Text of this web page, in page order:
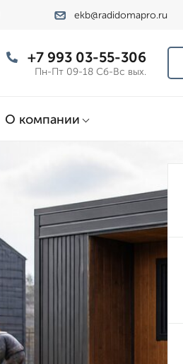
ekb@radidomapro.ru
+7 993 03-55-306
Пн-Пт 09-18 Сб-Вс вых.
О компании